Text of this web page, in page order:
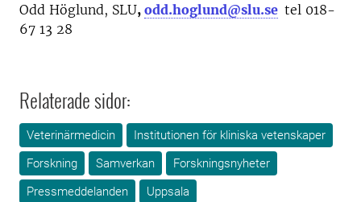
Odd Höglund, SLU, odd.hoglund@slu.se tel 018-
67 13 28
Relaterade sidor:
Veterinärmedicin
Institutionen för kliniska vetenskaper
Forskning
Samverkan
Forskningsnyheter
Pressmeddelanden
Uppsala